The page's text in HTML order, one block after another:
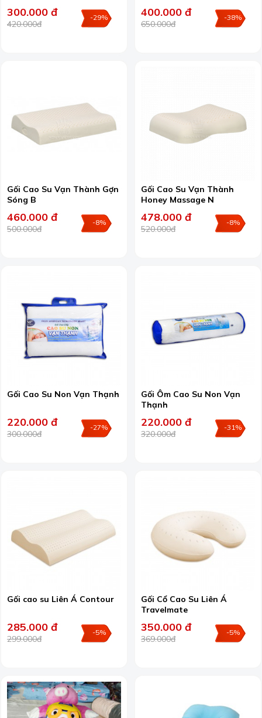
300.000 đ
420.000đ
-29% 400.000 đ
650.000đ
-38%
Gối Cao Su Vạn Thành Gợn
Sóng B
460.000 đ
500.000đ
-8%
Gối Cao Su Vạn Thành
Honey Massage N
478.000 đ
520.000đ
-8%
Gối Cao Su Non Vạn Thạnh
220.000 đ
300.000đ
-27%
Gối Ôm Cao Su Non Vạn
Thạnh
220.000 đ
320.000đ
-31%
Gối cao su Liên Á Contour
285.000 đ
299.000đ
-5%
Gối Cổ Cao Su Liên Á
Travelmate
350.000 đ
369.000đ
-5%